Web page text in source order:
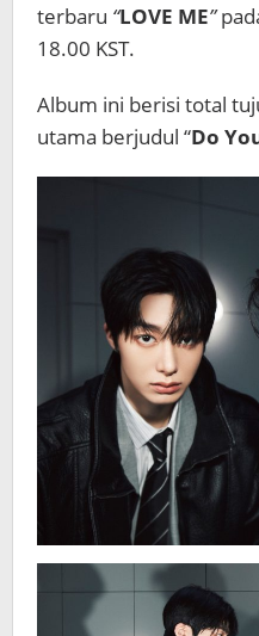
terbaru “LOVE ME”
18.00 KST.
Album ini berisi total
utama berjudul “Do